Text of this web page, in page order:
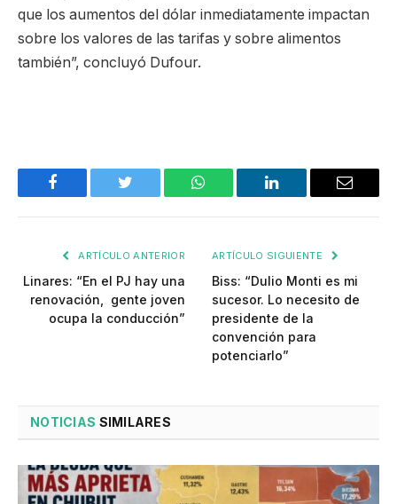
que los aumentos del dólar inmediatamente impactan
sobre los valores de las tarifas y sobre alimentos
también”, concluyó Dufour.
Facebook Twitter WhatsApp LinkedIn Email
ARTÍCULO ANTERIOR
Linares: “En el PJ hay una
renovación, gente joven
ocupa la conducción”
ARTÍCULO SIGUIENTE
Biss: “Dulio Monti es mi
sucesor. Lo necesito de
presidente de la
convención para
potenciarlo”
NOTICIAS SIMILARES